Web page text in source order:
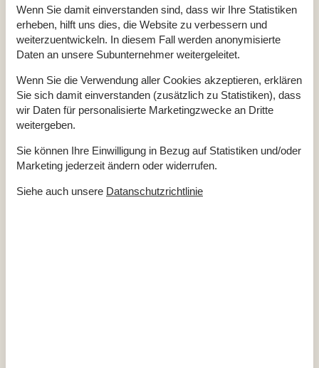
Gesamte Ausstattung
Badezimmer 2
Dusche
Waschbecken
WC
Anzahl Badezimmer 2
Anzahl Schlafzimmer 2
Energiehaus
Wenn Sie damit einverstanden sind, dass wir Ihre Statistiken
erheben, hilft uns dies, die Website zu verbessern und
weiterzuentwickeln. In diesem Fall werden anonymisierte
Daten an unsere Subunternehmer weitergeleitet.
Wenn Sie die Verwendung aller Cookies akzeptieren, erklären
Sie sich damit einverstanden (zusätzlich zu Statistiken), dass
wir Daten für personalisierte Marketingzwecke an Dritte
weitergeben.
Sie können Ihre Einwilligung in Bezug auf Statistiken und/oder
Marketing jederzeit ändern oder widerrufen.
Siehe auch unsere Datanschutzrichtlinie